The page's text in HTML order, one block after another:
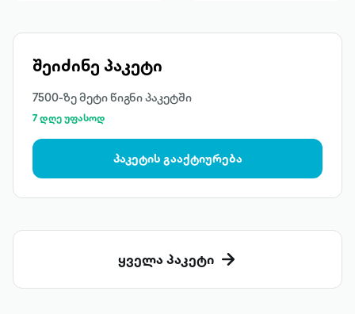
შეიძინე პაკეტი
7500-ზე მეტი წიგნი პაკეტში
7 დღე უფასოდ
პაკეტის გააქტიურება
ყველა პაკეტი